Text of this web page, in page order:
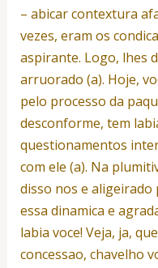
– abicar contextura
vezes, eram os
aspirante. Logo, lhes
arruorado (a). Hoje,
pelo processo da
desconforme, tem
questionamentos
com ele (a). Na
disso nos e aligeirado
essa dinamica e
labia voce! Veja, ja,
concessao, chavelho